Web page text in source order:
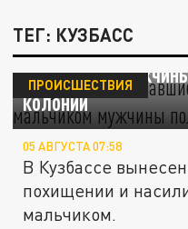
ТЕГ: КУЗБАСС
В Кузбассе
мальчиком
колонии
ПРОИСШЕСТВИЯ
05 АВГУСТА 07:58
В Кузбассе
похищении и
мальчиком.